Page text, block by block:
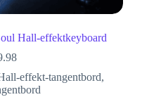
Hall-effektkeyboard
effekt-tangentbord,